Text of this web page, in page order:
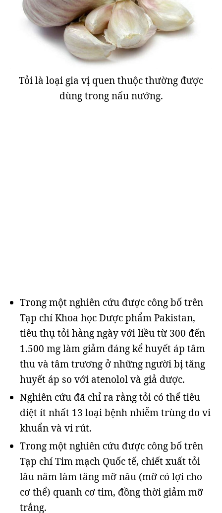
Tỏi là loại gia vị quen thuộc thường được
dùng trong nấu nướng.
Trong một nghiên cứu được công bố trên
Tạp chí Khoa học Dược phẩm Pakistan,
tiêu thụ tỏi hằng ngày với liều từ 300 đến
1.500 mg làm giảm đáng kể huyết áp tâm
thu và tâm trương ở những người bị tăng
huyết áp so với atenolol và giả dược.
Nghiên cứu đã chỉ ra rằng tỏi có thể tiêu
diệt ít nhất 13 loại bệnh nhiễm trùng do vi
khuẩn và vi rút.
Trong một nghiên cứu được công bố trên
Tạp chí Tim mạch Quốc tế, chiết xuất tỏi
lâu năm làm tăng mỡ nâu (mỡ có lợi cho
cơ thể) quanh cơ tim, đồng thời giảm mỡ
trắng.